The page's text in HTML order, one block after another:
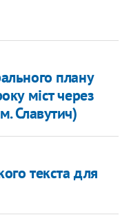
плану
міст через
Славутич)
текста для